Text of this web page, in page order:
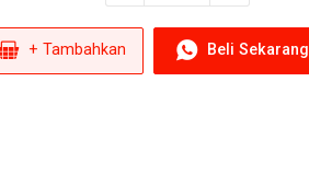
+ Tambahkan Beli Sekarang